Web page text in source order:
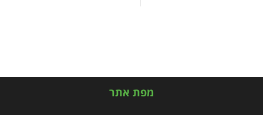
מפת אתר